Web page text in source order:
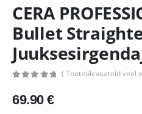
CERA
Bullet
( Tooteülevaateid veel
69.90€